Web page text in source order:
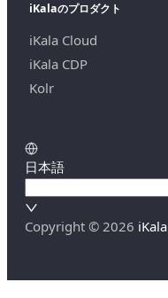
iKalaのプロダクト
iKala Cloud
iKala CDP
Kolr
日本語
Copyright © 2026 iKala